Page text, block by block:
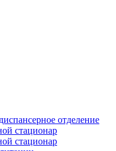
отделение
стационар
стационар